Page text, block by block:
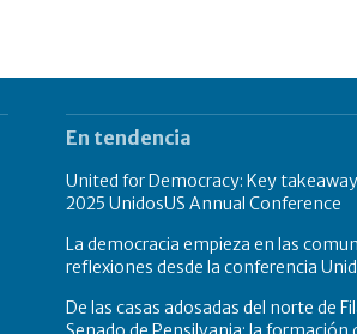
En tendencia
United for Democracy: Key
2025 UnidosUS Annual Conference
La democracia empieza en las
reflexiones desde la conferencia
De las casas adosadas del norte de